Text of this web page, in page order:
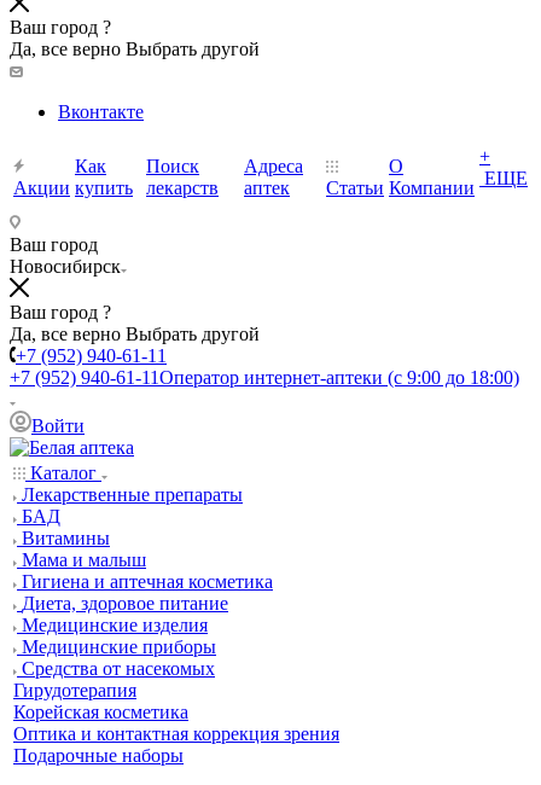
Ваш город ?
Да, все верно Выбрать другой
Вконтакте
Акции
Как
купить
Поиск
лекарств
Адреса
аптек
Статьи
О
Компании
+
ЕЩЕ
Ваш город
Новосибирск
Ваш город ?
Да, все верно Выбрать другой
+7 (952) 940-61-11
+7 (952) 940-61-11Оператор интернет-аптеки (с 9:00 до 18:00)
Войти
Каталог
Лекарственные препараты
БАД
Витамины
Мама и малыш
Гигиена и аптечная косметика
Диета, здоровое питание
Медицинские изделия
Медицинские приборы
Средства от насекомых
Гирудотерапия
Корейская косметика
Оптика и контактная коррекция зрения
Подарочные наборы